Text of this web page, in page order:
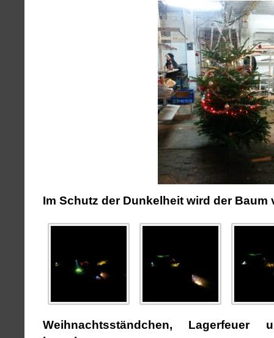
Im Schutz der Dunkelheit wird der Baum
Weihnachtsständchen, Lagerfeuer